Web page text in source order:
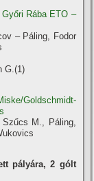
Rába ETO –
– Páling, Fodor
G.(1)
Goldschmidt-
Szűcs M., Páling,
pályára, 2 gólt